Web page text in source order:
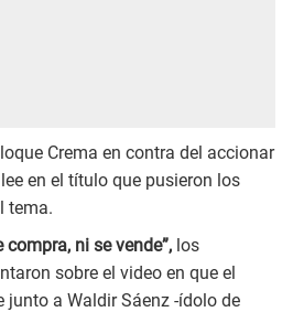
Crema en contra del accionar
en el título que pusieron los
tema.
compra, ni se vende”, los
sobre el video en que el
junto a Waldir Sáenz -ídolo de